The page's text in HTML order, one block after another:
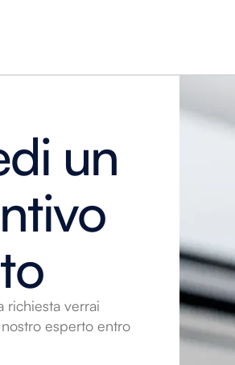
un
richiesta verrai
esperto entro
di